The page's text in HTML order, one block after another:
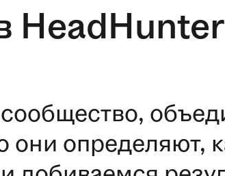
HeadHunter
определяют,